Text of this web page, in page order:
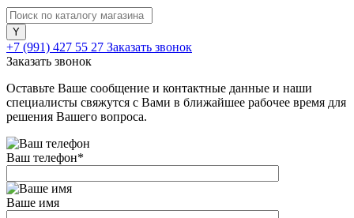
+7 (991) 427 55 27 Заказать звонок
Заказать звонок
Оставьте Ваше сообщение и контактные данные и наши
специалисты свяжутся с Вами в ближайшее рабочее время для
решения Вашего вопроса.
Ваш телефон*
Ваше имя
Сегодня
25%
Добавляйте товары
в корзину
Оплачивайте сегодня только
25% картой любого банка